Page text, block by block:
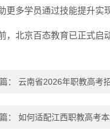
更多学员通过技能提升实
，北京百态教育已正式启
： 云南省2026年职教高考
： 如何适配江西职教高考